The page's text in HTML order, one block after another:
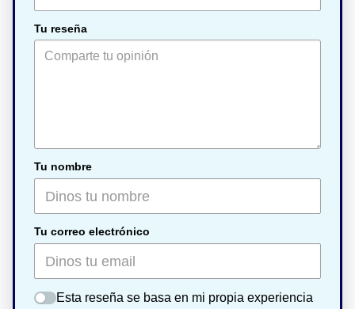
Tu reseña
Tu nombre
Tu correo electrónico
Esta reseña se basa en mi propia experiencia